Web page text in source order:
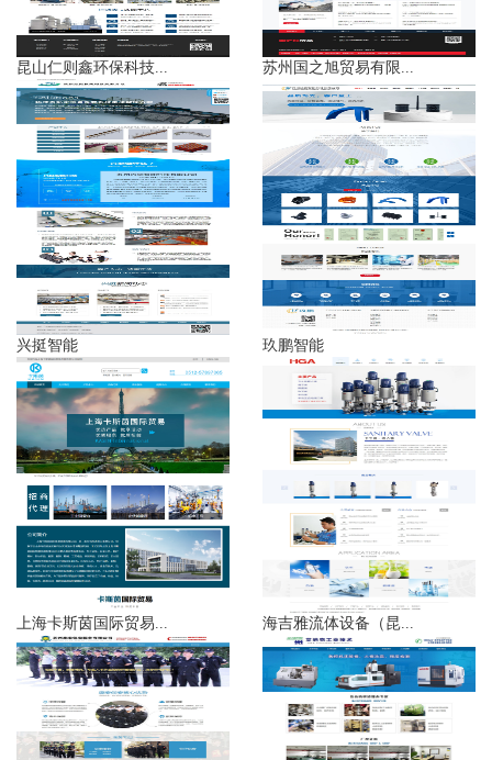
昆山仁则鑫环保科技... 苏州国之旭贸易有限...
兴挺智能 玖鹏智能
上海卡斯茵国际贸易... 海吉雅流体设备（昆...